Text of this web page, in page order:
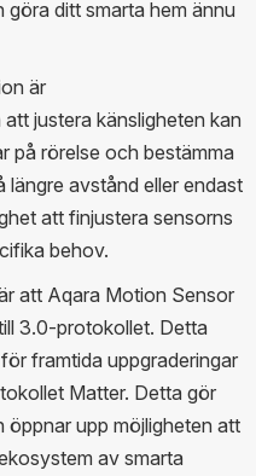
ditt smarta hem ännu
är
justera känsligheten kan
på rörelse och bestämma
längre avstånd eller endast
att finjustera sensorns
behov.
att Aqara Motion Sensor
3.0-protokollet. Detta
framtida uppgraderingar
Matter. Detta gör
öppnar upp möjligheten att
av smarta